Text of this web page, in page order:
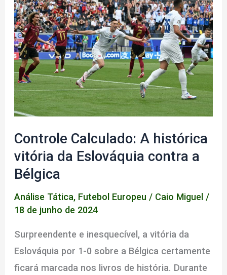
Controle Calculado: A histórica
vitória da Eslováquia contra a
Bélgica
Análise Tática, Futebol Europeu / Caio Miguel /
18 de junho de 2024
Surpreendente e inesquecível, a vitória da
Eslováquia por 1-0 sobre a Bélgica certamente
ficará marcada nos livros de história. Durante